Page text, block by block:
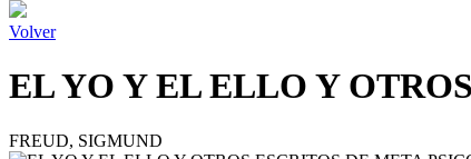
Volver
EL YO Y EL ELLO Y
FREUD, SIGMUND